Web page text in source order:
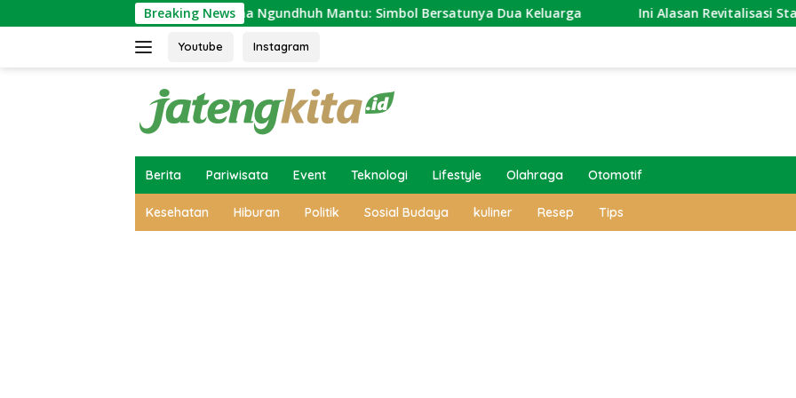
to
Breaking News
Makna Ngundhuh Mantu: Simbol Bersatunya Dua Keluarga Ini Alasan Revitalisasi Stasiun Semarang
Youtube Instagram
Berita Pariwisata Event Teknologi Lifestyle Olahraga Otomotif
Kesehatan Hiburan Politik Sosial Budaya kuliner Resep Tips